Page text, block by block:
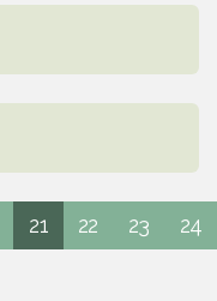
21 22 23 24